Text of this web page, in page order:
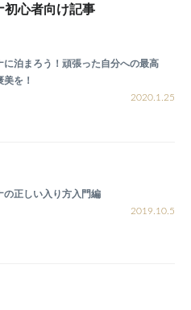
初心者向け記事
に泊まろう！頑張った自分への最高
美を！
2020.1.25
の正しい入り方入門編
2019.10.5